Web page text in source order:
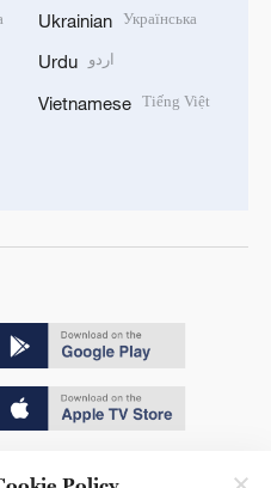
Ukrainian Українська
Urdu اردو
Vietnamese Tiếng Việt